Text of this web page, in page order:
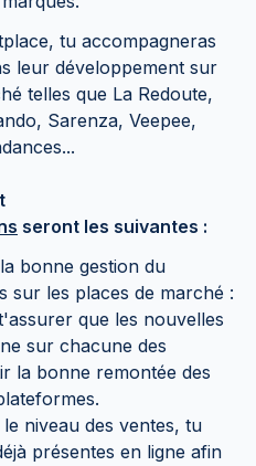
tu accompagneras
leur développement sur
telles que La Redoute,
Sarenza, Veepee,
seront les suivantes :
bonne gestion du
sur les places de marché :
que les nouvelles
sur chacune des
la bonne remontée des
niveau des ventes, tu
présentes en ligne afin